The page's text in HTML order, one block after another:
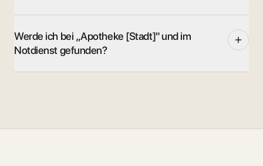
Werde ich bei „Apotheke [Stadt]" und im
Notdienst gefunden?